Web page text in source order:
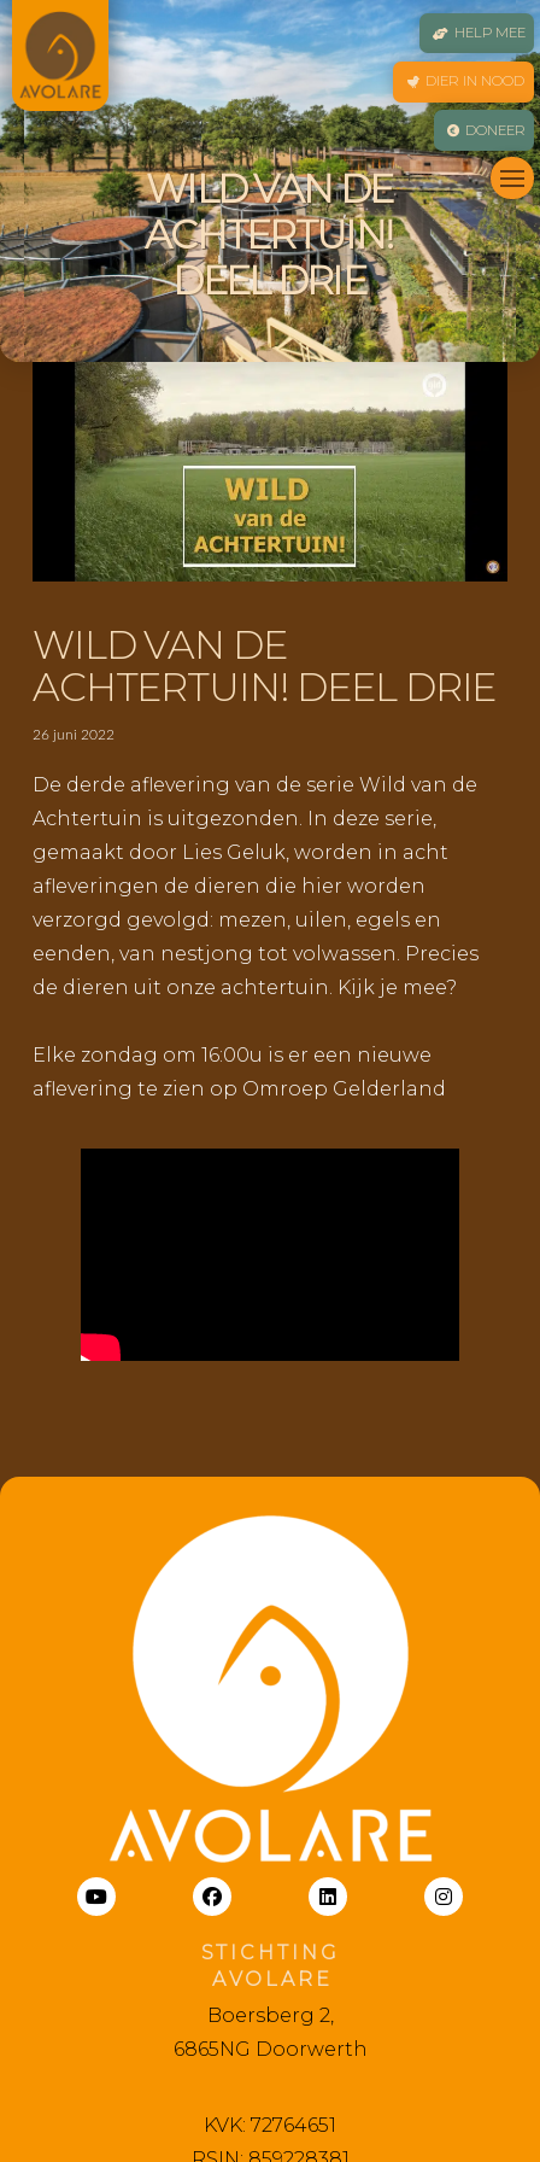
HELP MEE
DIER IN NOOD
DONEER
WILD VAN DE
ACHTERTUIN!
DEEL DRIE
WILD VAN DE
ACHTERTUIN! DEEL DRIE
26 juni 2022
De derde aflevering van de serie Wild van de
Achtertuin is uitgezonden. In deze serie,
gemaakt door Lies Geluk, worden in acht
afleveringen de dieren die hier worden
verzorgd gevolgd: mezen, uilen, egels en
eenden, van nestjong tot volwassen. Precies
de dieren uit onze achtertuin. Kijk je mee?
Elke zondag om 16:00u is er een nieuwe
aflevering te zien op Omroep Gelderland
S T I C H T I N G
A V O L A R E
Boersberg 2,
6865NG Doorwerth
KVK: 72764651